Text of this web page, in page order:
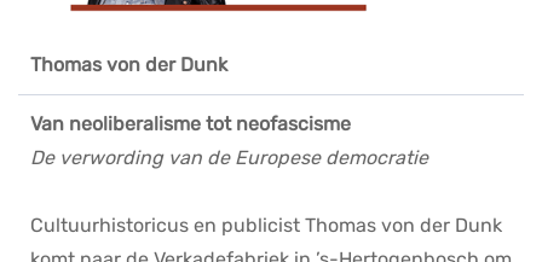
Thomas von der Dunk
Van neoliberalisme tot neofascisme
De verwording van de Europese democratie
Cultuurhistoricus en publicist Thomas von der Dunk